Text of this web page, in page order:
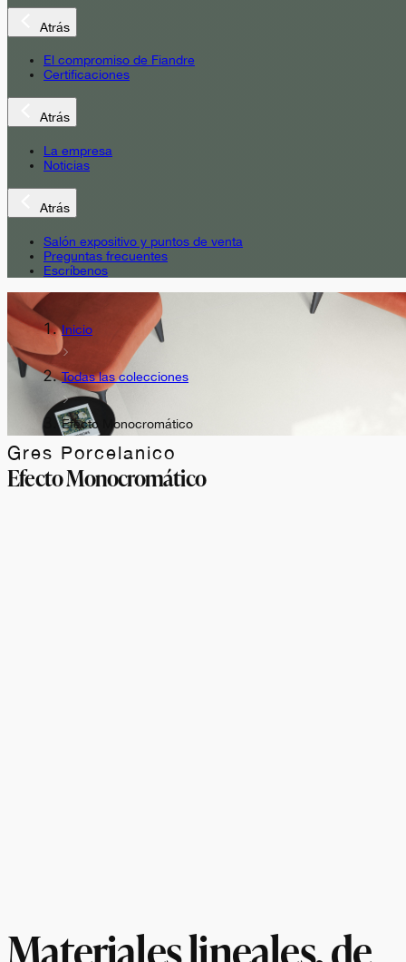
Atrás
El compromiso de Fiandre
Certificaciones
Atrás
La empresa
Noticias
Atrás
Salón expositivo y puntos de venta
Preguntas frecuentes
Escríbenos
Inicio
Todas las colecciones
Efecto Monocromático
Gres Porcelanico
Efecto Monocromático
Materiales lineales, de